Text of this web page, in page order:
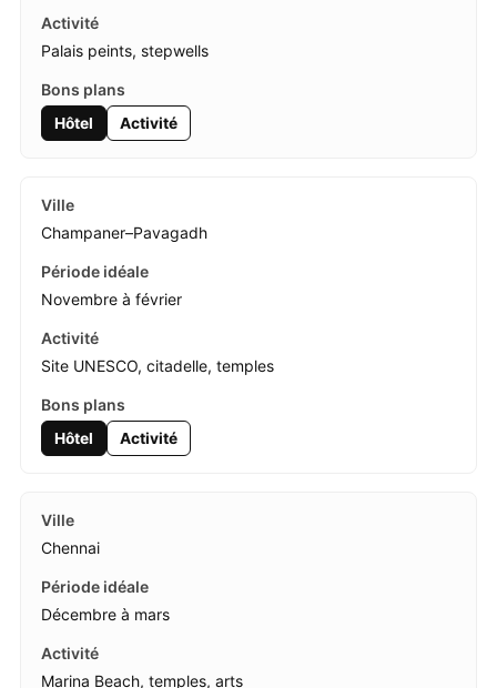
Palais peints, stepwells
Hôtel Activité
Champaner–Pavagadh
Novembre à février
Site UNESCO, citadelle, temples
Hôtel Activité
Chennai
Décembre à mars
Marina Beach, temples, arts